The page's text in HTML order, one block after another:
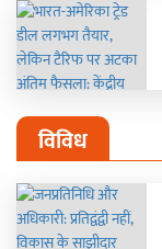
विविध